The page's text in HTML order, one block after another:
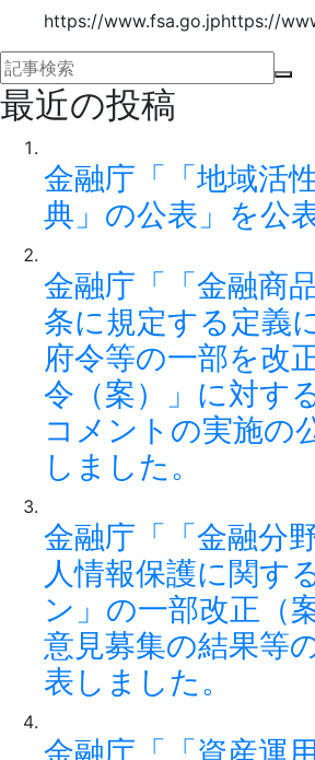
https://www.fsa.go.jphttps://
最近の投稿
金融庁「「地域活
典」の公表」を公
金融庁「「金融商
条に規定する定義
府令等の一部を改
令（案）」に対す
コメントの実施の
しました。
金融庁「「金融分
人情報保護に関す
ン」の一部改正（
意見募集の結果等
表しました。
金融庁「「資産運